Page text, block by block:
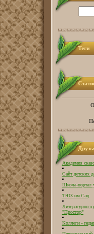
Теги
Академия
Сайт детских
Школа-портал
ТЮЗ им.Сац
Литературно-
"Простор"
Коллеги -